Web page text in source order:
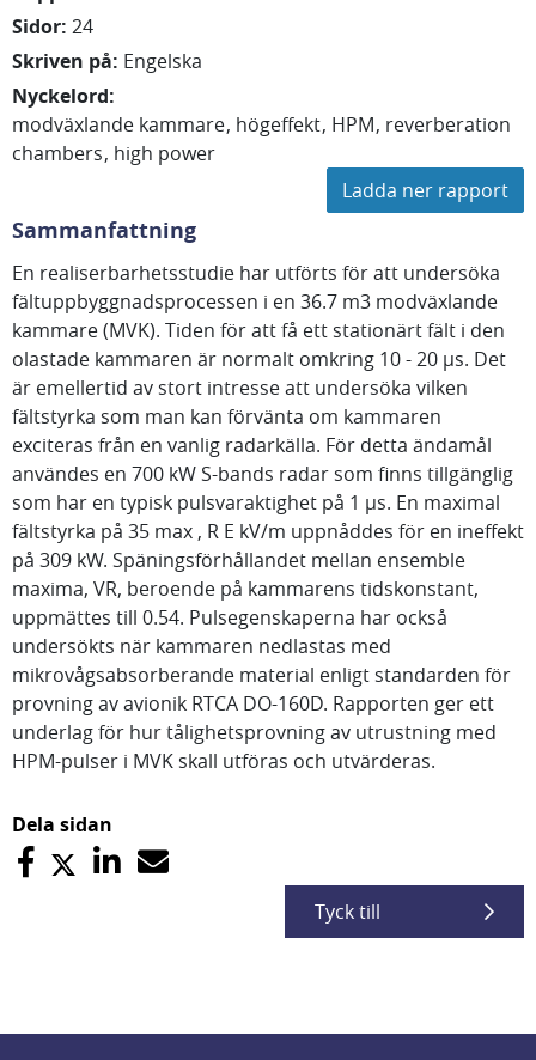
Sidor: 24
Skriven på: Engelska
Nyckelord:
modväxlande kammare högeffekt HPM reverberation
chambers high power
Ladda ner rapport
Sammanfattning
En realiserbarhetsstudie har utförts för att undersöka
fältuppbyggnadsprocessen i en 36.7 m3 modväxlande
kammare (MVK). Tiden för att få ett stationärt fält i den
olastade kammaren är normalt omkring 10 - 20 µs. Det
är emellertid av stort intresse att undersöka vilken
fältstyrka som man kan förvänta om kammaren
exciteras från en vanlig radarkälla. För detta ändamål
användes en 700 kW S-bands radar som finns tillgänglig
som har en typisk pulsvaraktighet på 1 µs. En maximal
fältstyrka på 35 max , R E kV/m uppnåddes för en ineffekt
på 309 kW. Späningsförhållandet mellan ensemble
maxima, VR, beroende på kammarens tidskonstant,
uppmättes till 0.54. Pulsegenskaperna har också
undersökts när kammaren nedlastas med
mikrovågsabsorberande material enligt standarden för
provning av avionik RTCA DO-160D. Rapporten ger ett
underlag för hur tålighetsprovning av utrustning med
HPM-pulser i MVK skall utföras och utvärderas.
Dela sidan
Tyck till